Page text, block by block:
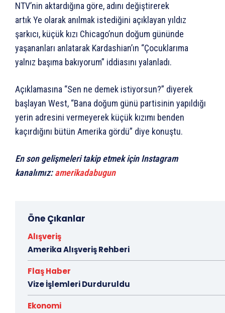
NTV’nin aktardığına göre, adını değiştirerek
artık Ye olarak anılmak istediğini açıklayan yıldız
şarkıcı, küçük kızı Chicago’nun doğum gününde
yaşananları anlatarak Kardashian’ın “Çocuklarıma
yalnız başıma bakıyorum” iddiasını yalanladı.
Açıklamasına “Sen ne demek istiyorsun?” diyerek
başlayan West, “Bana doğum günü partisinin yapıldığı
yerin adresini vermeyerek küçük kızımı benden
kaçırdığını bütün Amerika gördü” diye konuştu.
En son gelişmeleri takip etmek için Instagram
kanalımız:amerikadabugun
Öne Çıkanlar
Alışveriş
Amerika Alışveriş Rehberi
Flaş Haber
Vize İşlemleri Durduruldu
Ekonomi